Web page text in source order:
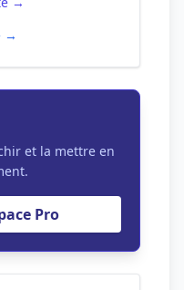
→
et la mettre en
Pro